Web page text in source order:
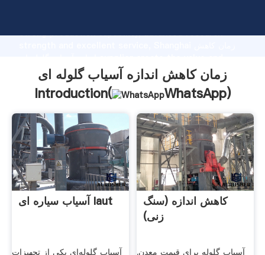
strong production capability, advanced research
bring values to all of customers.
زمان کاهش اندازه آسیاب گلوله ای
Introduction(
WhatsApp)
آسیاب سیاره ای Iaut
آسیاب گلوله‌ای یکی از تجهیزات
کاهش اندازه (سنگ
زنی)
آسیاب گلوله برای قیمت معدن.